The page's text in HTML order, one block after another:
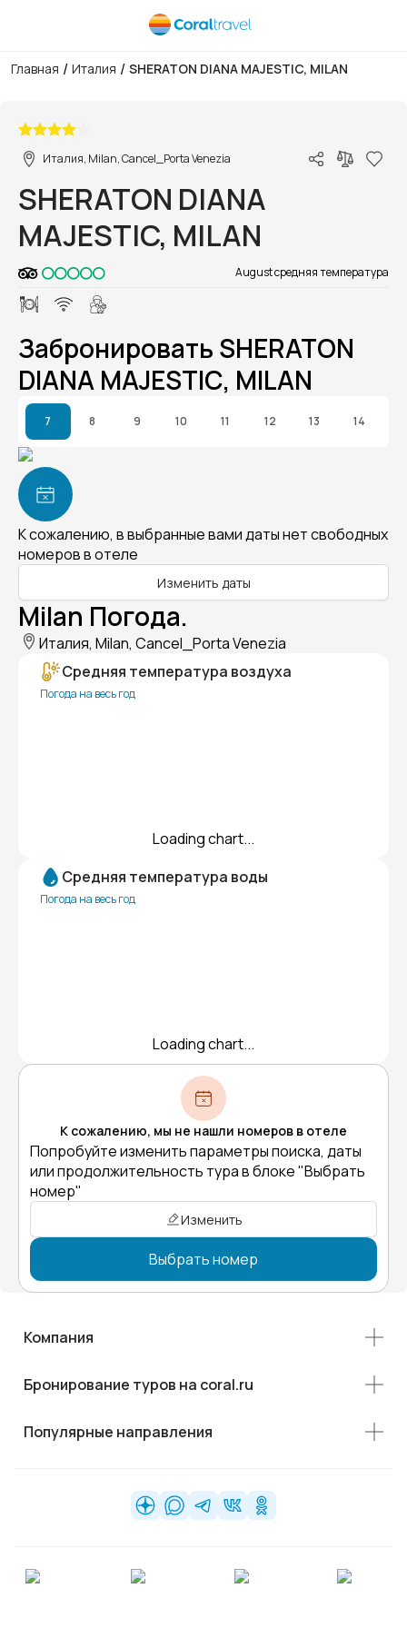
Главная / Италия / SHERATON DIANA MAJESTIC, MILAN
Италия, Milan, Cancel_Porta Venezia
SHERATON DIANA
MAJESTIC, MILAN
August средняя температура
Забронировать SHERATON
DIANA MAJESTIC, MILAN
7 8 9 10 11 12 13 14
К сожалению, в выбранные вами даты нет свободных
номеров в отеле
Изменить даты
Milan Погода.
Италия, Milan, Cancel_Porta Venezia
Средняя температура воздуха
Погода на весь год
Loading chart...
Средняя температура воды
Погода на весь год
Loading chart...
К сожалению, мы не нашли номеров в отеле
Попробуйте изменить параметры поиска, даты
или продолжительность тура в блоке "Выбрать
номер"
Изменить
Выбрать номер
Компания
Бронирование туров на coral.ru
Популярные направления